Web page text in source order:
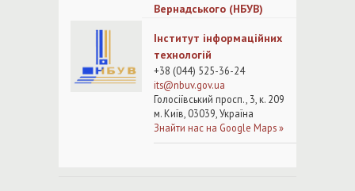
Вернадського (НБУВ)
Інститут інформаційних
технологій
+38 (044) 525-36-24
its@nbuv.gov.ua
Голосіївський просп., 3, к. 209
м. Київ, 03039, Україна
Знайти нас на Google Maps »